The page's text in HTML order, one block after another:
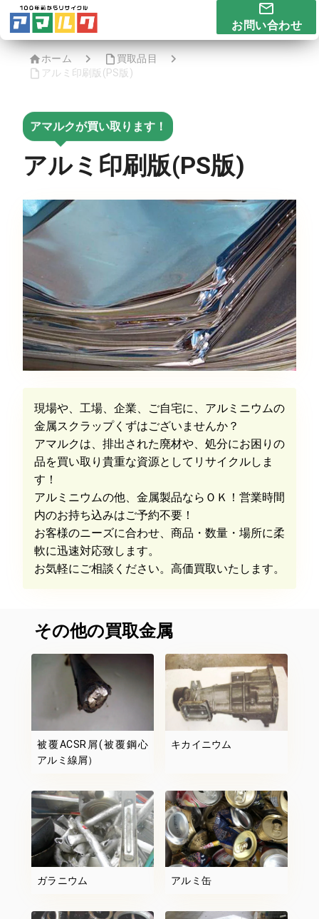
お問い合わせ
ホーム
買取品目
アルミ印刷版(PS版)
アマルクが買い取ります！
アルミ印刷版(PS版)
現場や、工場、企業、ご自宅に、アルミニウムの
金属スクラップくずはございませんか？
アマルクは、排出された廃材や、処分にお困りの
品を買い取り貴重な資源としてリサイクルしま
す！
アルミニウムの他、金属製品ならＯＫ！営業時間
内のお持ち込みはご予約不要！
お客様のニーズに合わせ、商品・数量・場所に柔
軟に迅速対応致します。
お気軽にご相談ください。高価買取いたします。
その他の買取金属
被覆ACSR屑(被覆鋼心
アルミ線屑）
キカイニウム
ガラニウム アルミ缶